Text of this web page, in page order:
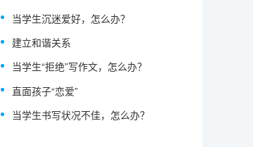
当学生沉迷爱好，怎么办？
建立和谐关系
当学生“拒绝”写作文，怎么办？
直面孩子“恋爱”
当学生书写状况不佳，怎么办？